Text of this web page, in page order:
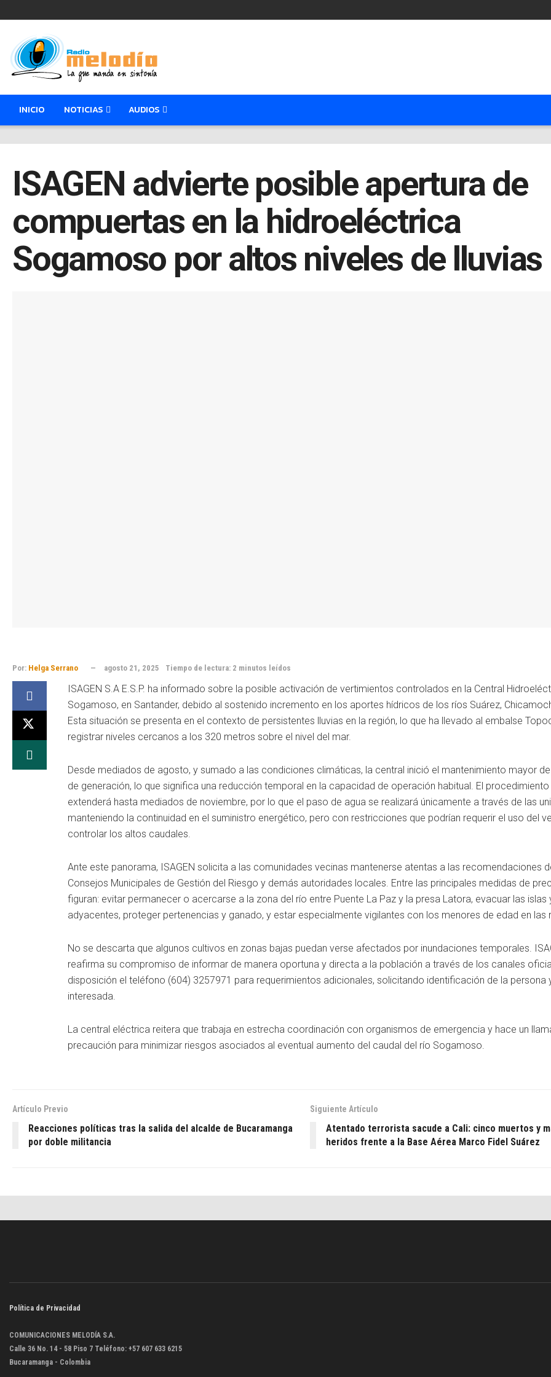
INICIO NOTICIAS AUDIOS
ISAGEN advierte posible apertura de
compuertas en la hidroeléctrica
Sogamoso por altos niveles de lluvias
Por: Helga Serrano agosto 21, 2025 Tiempo de lectura: 2 minutos leídos
ISAGEN S.A E.S.P. ha informado sobre la posible activación de vertimientos controlados en la Central
Sogamoso, en Santander, debido al sostenido incremento en los aportes hídricos de los ríos Suárez,
Esta situación se presenta en el contexto de persistentes lluvias en la región, lo que ha llevado al embalse
registrar niveles cercanos a los 320 metros sobre el nivel del mar.
Desde mediados de agosto, y sumado a las condiciones climáticas, la central inició el mantenimiento mayor de
de generación, lo que significa una reducción temporal en la capacidad de operación habitual. El procedimiento
extenderá hasta mediados de noviembre, por lo que el paso de agua se realizará únicamente a través de las
manteniendo la continuidad en el suministro energético, pero con restricciones que podrían requerir el uso del
controlar los altos caudales.
Ante este panorama, ISAGEN solicita a las comunidades vecinas mantenerse atentas a las recomendaciones
Consejos Municipales de Gestión del Riesgo y demás autoridades locales. Entre las principales medidas de
figuran: evitar permanecer o acercarse a la zona del río entre Puente La Paz y la presa Latora, evacuar las islas
adyacentes, proteger pertenencias y ganado, y estar especialmente vigilantes con los menores de edad en las
No se descarta que algunos cultivos en zonas bajas puedan verse afectados por inundaciones temporales.
reafirma su compromiso de informar de manera oportuna y directa a la población a través de los canales
disposición el teléfono (604) 3257971 para requerimientos adicionales, solicitando identificación de la persona
interesada.
La central eléctrica reitera que trabaja en estrecha coordinación con organismos de emergencia y hace un
precaución para minimizar riesgos asociados al eventual aumento del caudal del río Sogamoso.
Artículo Previo
Reacciones políticas tras la salida del alcalde de Bucaramanga
por doble militancia
Siguiente Artículo
Atentado terrorista sacude a Cali: cinco muertos y
heridos frente a la Base Aérea Marco Fidel Suárez
Política de Privacidad
COMUNICACIONES MELODÍA S.A.
Calle 36 No. 14 - 58 Piso 7 Teléfono: +57 607 633 6215
Bucaramanga - Colombia